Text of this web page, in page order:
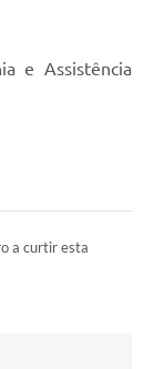
e Assistência
a curtir esta